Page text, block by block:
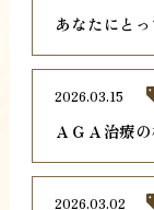
あなたにと
ＡＧＡ治療
2026.03.15
2026.03.02